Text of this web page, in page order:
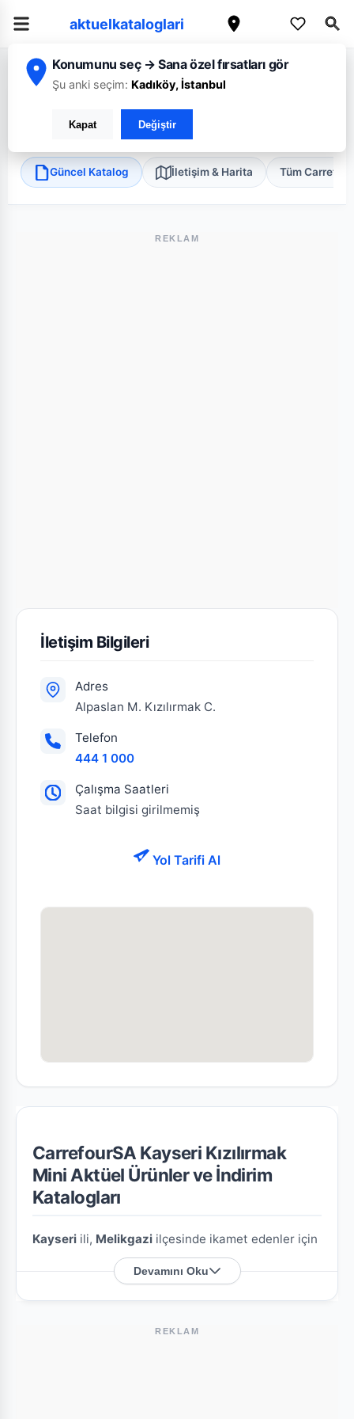
aktuelkataloglari
Konumunu seç → Sana özel fırsatları gör
Şu anki seçim: Kadıköy, İstanbul
Kapat Değiştir
Ana Sayfa/Kayseri/ CarrefourSA/Kayseri Kızılırmak Mini
CarrefourSA Kayseri Kızılırmak Mini
Melikgazi, Kayseri
Güncel Katalog İletişim & Harita Tüm
REKLAM
İletişim Bilgileri
Adres
Alpaslan M. Kızılırmak C.
Telefon
444 1 000
Çalışma Saatleri
Saat bilgisi girilmemiş
Yol Tarifi Al
CarrefourSA Kayseri Kızılırmak
Mini Aktüel Ürünler ve İndirim
Katalogları
Kayseri ili, Melikgazi ilçesinde ikamet edenler için
CarrefourSA Kayseri Kızılırmak Mini
özel en güncel indirim broşürlerini ve aktüel ürün
fırsatlarını bu sayfada derledik.
CarrefourSA Kayseri Kızılırmak Mini
Devamını Oku
REKLAM